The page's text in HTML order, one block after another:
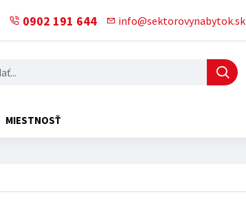
0902 191 644 info@sektorovynabytok.sk
MIESTNOSŤ